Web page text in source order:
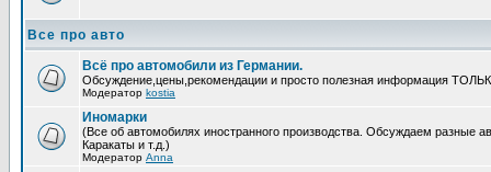
Все про авто
Всё про автомобили из Германии.
Обсуждение,цены,рекомендации и просто полезная информация
Модератор kostia
Иномарки
(Все об автомобилях иностранного производства. Обсуждаем разные
Каракаты и т.д.)
Модератор Anna